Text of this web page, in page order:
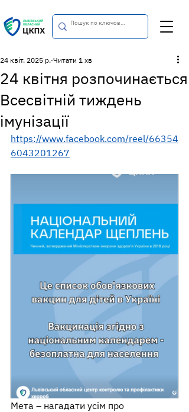
24 квітня розпочинається
Всесвітній тиждень
імунізації
24 квіт. 2025 р. Читати 1 хв
https://www.facebook.com/reel/66354
6043201267
Мета – нагадати усім про